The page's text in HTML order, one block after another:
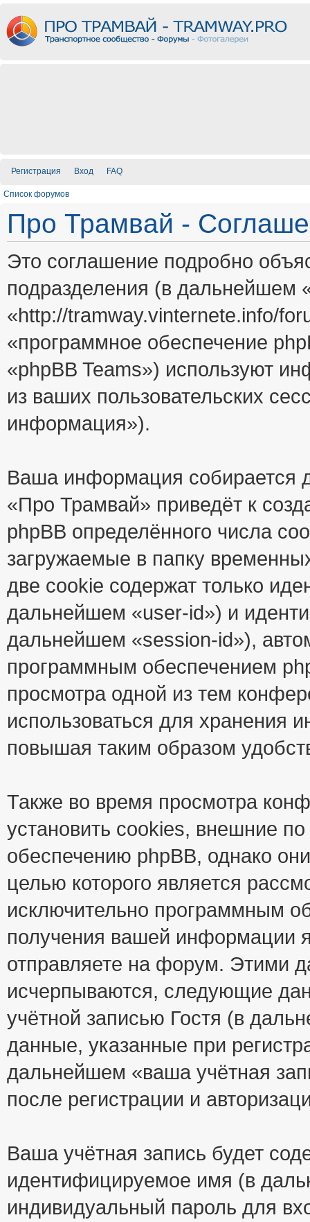
Регистрация Вход FAQ
Список форумов
Про Трамвай -
Это соглашение подробно
подразделения (в
«http://tramway.vinternete.info/
«программное обеспечение
«phpBB Teams») используют
из ваших пользовательских
информация»).
Ваша информация собирается
«Про Трамвай» приведёт к
phpBB определённого числа
загружаемые в папку
две cookie содержат только
дальнейшем «user-id») и
дальнейшем «session-id»),
программным обеспечением
просмотра одной из тем
использоваться для хранения
повышая таким образом
Также во время просмотра
установить cookies, внешние
обеспечению phpBB, однако
целью которого является
исключительно программным
получения вашей информации
отправляете на форум. Этими
исчерпываются, следующие
учётной записью Гостя (в
данные, указанные при
дальнейшем «ваша учётная
после регистрации и
Ваша учётная запись будет
идентифицируемое имя (в
индивидуальный пароль для